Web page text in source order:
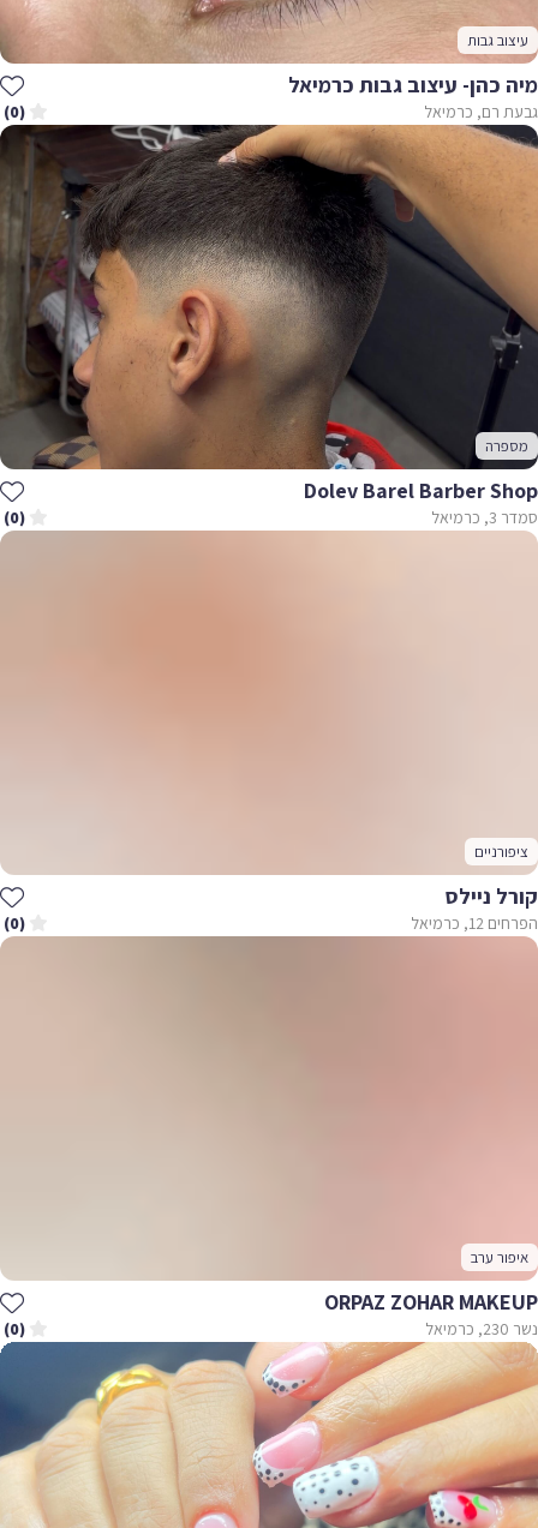
עיצוב גבות
מיה כהן- עיצוב גבות כרמיאל
גבעת רם, כרמיאל (0)
מספרה
Dolev Barel Barber Shop
סמדר 3, כרמיאל (0)
ציפורניים
קורל ניילס
הפרחים 12, כרמיאל (0)
איפור ערב
ORPAZ ZOHAR MAKEUP
נשר 230, כרמיאל (0)